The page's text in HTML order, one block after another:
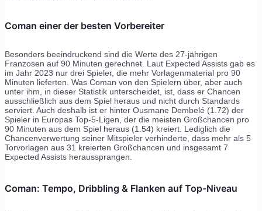
Coman einer der besten Vorbereiter
Besonders beeindruckend sind die Werte des 27-jährigen
Franzosen auf 90 Minuten gerechnet. Laut Expected Assists gab es
im Jahr 2023 nur drei Spieler, die mehr Vorlagenmaterial pro 90
Minuten lieferten. Was Coman von den Spielern über, aber auch
unter ihm, in dieser Statistik unterscheidet, ist, dass er Chancen
ausschließlich aus dem Spiel heraus und nicht durch Standards
serviert. Auch deshalb ist er hinter Ousmane Dembelé (1.72) der
Spieler in Europas Top-5-Ligen, der die meisten Großchancen pro
90 Minuten aus dem Spiel heraus (1.54) kreiert. Lediglich die
Chancenverwertung seiner Mitspieler verhinderte, dass mehr als 5
Torvorlagen aus 31 kreierten Großchancen und insgesamt 7
Expected Assists heraussprangen.
Coman: Tempo, Dribbling & Flanken auf Top-Niveau